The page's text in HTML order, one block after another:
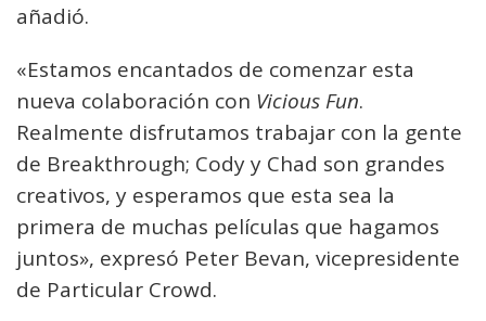
añadió.
«Estamos encantados de comenzar esta
nueva colaboración con Vicious Fun.
Realmente disfrutamos trabajar con la gente
de Breakthrough; Cody y Chad son grandes
creativos, y esperamos que esta sea la
primera de muchas películas que hagamos
juntos», expresó Peter Bevan, vicepresidente
de Particular Crowd.